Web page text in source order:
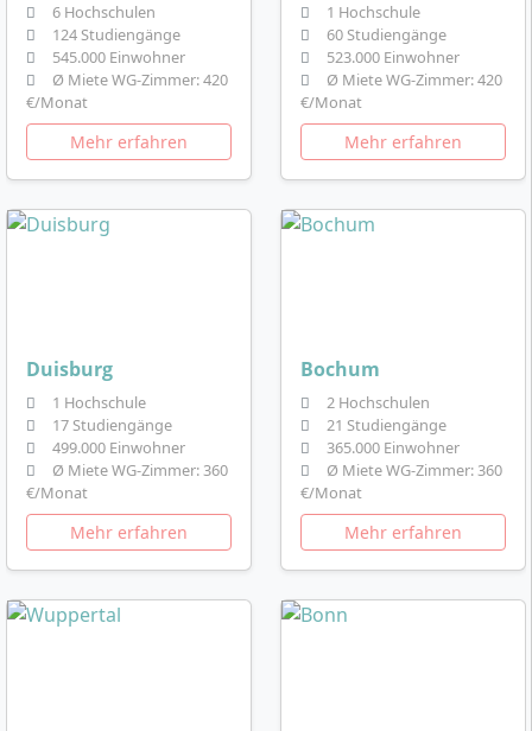
6 Hochschulen
124 Studiengänge
545.000 Einwohner
Ø Miete WG-Zimmer: 420
€/Monat
Mehr erfahren
1 Hochschule
60 Studiengänge
523.000 Einwohner
Ø Miete WG-Zimmer: 420
€/Monat
Mehr erfahren
Duisburg
1 Hochschule
17 Studiengänge
499.000 Einwohner
Ø Miete WG-Zimmer: 360
€/Monat
Mehr erfahren
Bochum
2 Hochschulen
21 Studiengänge
365.000 Einwohner
Ø Miete WG-Zimmer: 360
€/Monat
Mehr erfahren